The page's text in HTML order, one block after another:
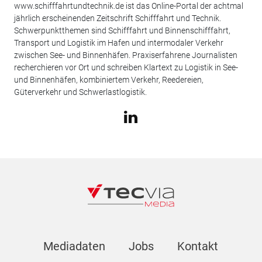
www.schifffahrtundtechnik.de ist das Online-Portal der achtmal
jährlich erscheinenden Zeitschrift Schifffahrt und Technik.
Schwerpunktthemen sind Schifffahrt und Binnenschifffahrt,
Transport und Logistik im Hafen und intermodaler Verkehr
zwischen See- und Binnenhäfen. Praxiserfahrene Journalisten
recherchieren vor Ort und schreiben Klartext zu Logistik in See-
und Binnenhäfen, kombiniertem Verkehr, Reedereien,
Güterverkehr und Schwerlastlogistik.
Mediadaten Jobs Kontakt